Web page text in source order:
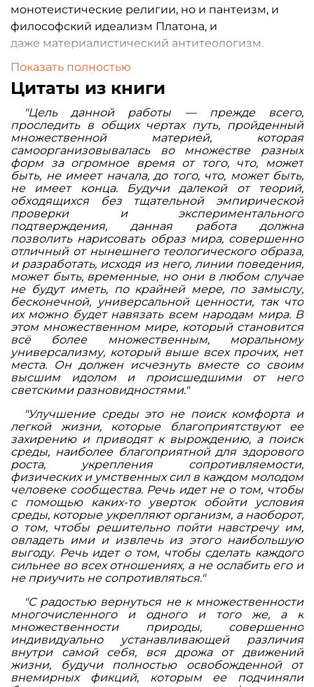
монотеистические религии, но и пантеизм, и
философский идеализм Платона, и
даже материалистический антитеологизм.
В своей работе Пьер Шассар подводит итог
космотеизм, евгеника, эвтеника, научная
космология, биология, экология, метафизика.
Показать полностью
Цитаты из книги
"Цель данной работы — прежде всего,
проследить в общих чертах путь, пройденный
множественной материей, которая
самоорганизовывалась во множестве разных
форм за огромное время от того, что, может
быть, не имеет начала, до того, что, может быть,
не имеет конца. Будучи далекой от теорий,
обходящихся без тщательной эмпирической
проверки и экспериментального
подтверждения, данная работа должна
позволить нарисовать образ мира, совершенно
отличный от нынешнего теологического образа,
и разработать, исходя из него, линии поведения,
может быть, временные, но они в любом случае
не будут иметь, по крайней мере, по замыслу,
бесконечной, универсальной ценности, так что
их можно будет навязать всем народам мира. В
этом множественном мире, который становится
всё более множественным, моральному
универсализму, который выше всех прочих, нет
места. Он должен исчезнуть вместе со своим
высшим идолом и происшедшими от него
светскими разновидностями."
"Улучшение среды это не поиск комфорта и
легкой жизни, которые благоприятствуют ее
захирению и приводят к вырождению, а поиск
среды, наиболее благоприятной для здорового
роста, укрепления сопротивляемости,
физических и умственных сил в каждом молодом
человеке сообщества. Речь идет не о том, чтобы
с помощью каких-то уверток обойти условия
среды, которые укрепляют организм, а наоборот,
о том, чтобы решительно пойти навстречу им,
овладеть ими и извлечь из этого наибольшую
выгоду. Речь идет о том, чтобы сделать каждого
сильнее во всех отношениях, а не ослабить его и
не приучить не сопротивляться."
"С радостью вернуться не к множественности
многочисленного и одного и того же, а к
множественности природы, совершенно
индивидуально устанавливающей различия
внутри самой себя, вся дрожа от движений
жизни, будучи полностью освобожденной от
внемирных фикций, которым ее подчиняли